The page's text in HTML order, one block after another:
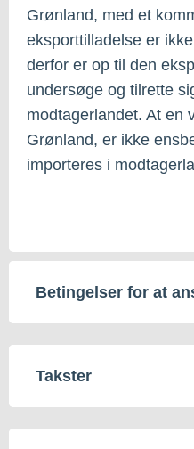
Grønland, med et
eksporttilladelse er
derfor er op til den
undersøge og tilrette
modtagerlandet. At en
Grønland, er ikke
importeres i
Betingelser for at
Takster